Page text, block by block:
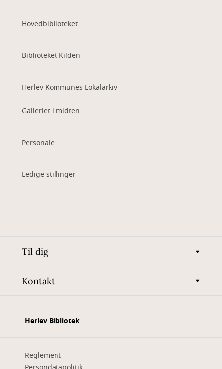
Hovedbiblioteket
Biblioteket Kilden
Herlev Kommunes Lokalarkiv
Galleriet i midten
Personale
Ledige stillinger
Til dig
Kontakt
Herlev Bibliotek
Reglement